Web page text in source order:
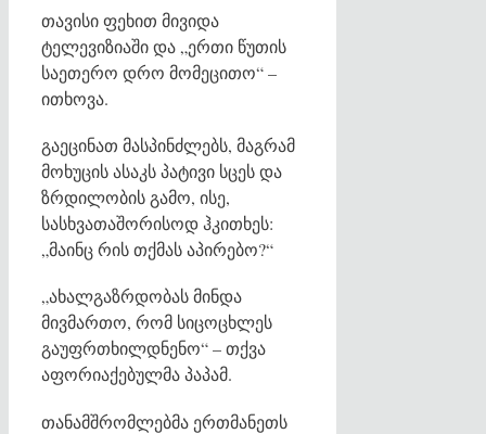
თავისი ფეხით მივიდა
ტელევიზიაში და „ერთი წუთის
საეთერო დრო მომეცითო“ –
ითხოვა.
გაეცინათ მასპინძლებს, მაგრამ
მოხუცის ასაკს პატივი სცეს და
ზრდილობის გამო, ისე,
სასხვათაშორისოდ ჰკითხეს:
„მაინც რის თქმას აპირებო?“
„ახალგაზრდობას მინდა
მივმართო, რომ სიცოცხლეს
გაუფრთხილდნენო“ – თქვა
აფორიაქებულმა პაპამ.
თანამშრომლებმა ერთმანეთს